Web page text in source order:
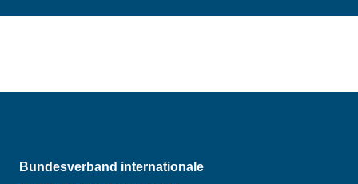
Bundesverband internationale